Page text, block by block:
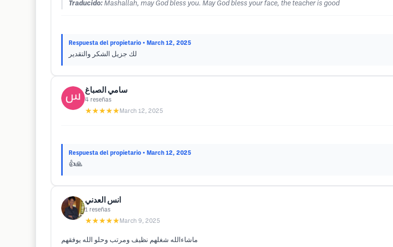
Traducido: Mashallah, may God bless you. May God bless your face, the teacher is good
Respuesta del propietario • March 12, 2025
لك جزيل الشكر والتقدير
سامي الصباغ
4 reseñas
★★★★★ March 12, 2025
Respuesta del propietario • March 12, 2025
👍🙏
انس العدني
1 reseñas
★★★★★ March 9, 2025
ماشاءالله شغلهم نظيف ومرتب وحلو الله يوفقهم